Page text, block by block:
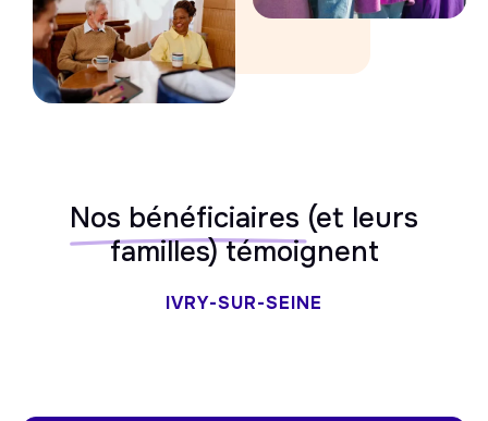
Nos bénéficiaires (et leurs
familles) témoignent
IVRY-SUR-SEINE